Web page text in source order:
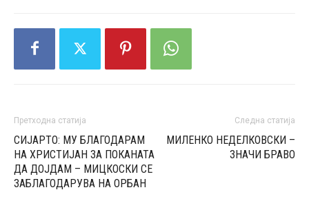
Претходна статија
СИЈАРТО: МУ БЛАГОДАРАМ
НА ХРИСТИЈАН ЗА ПОКАНАТА
ДА ДОЈДАМ – МИЦКОСКИ СЕ
ЗАБЛАГОДАРУВА НА ОРБАН
Следна статија
МИЛЕНКО НЕДЕЛКОВСКИ –
ЗНАЧИ БРАВО